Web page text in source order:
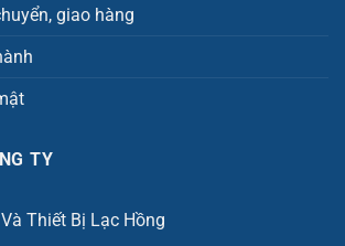
giao hàng
TY
Thiết Bị Lạc Hồng